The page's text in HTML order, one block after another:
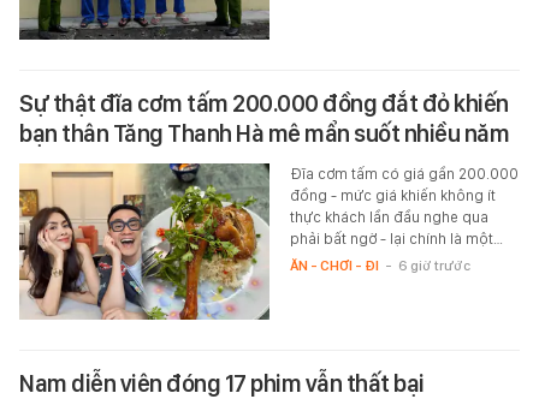
Sự thật đĩa cơm tấm 200.000 đồng đắt đỏ khiến
bạn thân Tăng Thanh Hà mê mẩn suốt nhiều năm
Đĩa cơm tấm có giá gần 200.000
đồng - mức giá khiến không ít
thực khách lần đầu nghe qua
phải bất ngờ - lại chính là một…
ĂN - CHƠI - ĐI - 6 giờ trước
Nam diễn viên đóng 17 phim vẫn thất bại